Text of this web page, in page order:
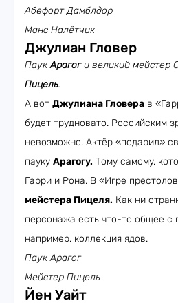
Абефорт Дамблдор
Манс Налётчик
Джулиан Гловер
ПаукАрагоги великий мейстер
Пицель.
А вот Джулиана Гловера в
будет трудновато. Российским
невозможно. Актёр «подарил»
пауку Арагогу. Тому самому,
Гарри и Рона. В «Игре
мейстера Пицеля. Как ни
персонажа есть что-то общее с
например, коллекция ядов.
Паук Арагог
Мейстер Пицель
Йен Уайт